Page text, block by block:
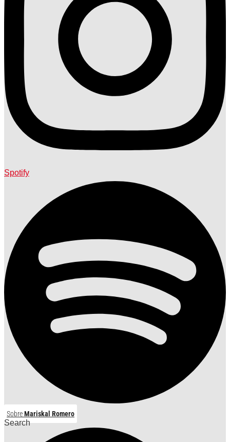
Spotify
SobreMariskal Romero
Search